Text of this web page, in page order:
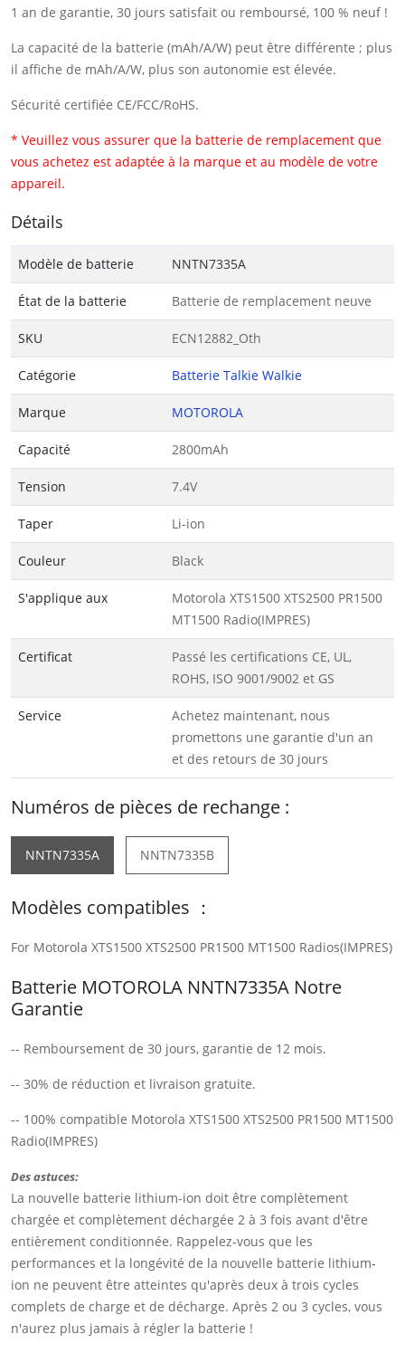
1 an de garantie, 30 jours satisfait ou remboursé, 100 % neuf !
La capacité de la batterie (mAh/A/W) peut être différente ; plus
il affiche de mAh/A/W, plus son autonomie est élevée.
Sécurité certifiée CE/FCC/RoHS.
* Veuillez vous assurer que la batterie de remplacement que
vous achetez est adaptée à la marque et au modèle de votre
appareil.
Détails
Modèle de batterie NNTN7335A
État de la batterie Batterie de remplacement neuve
SKU ECN12882_Oth
Catégorie Batterie Talkie Walkie
Marque MOTOROLA
Capacité 2800mAh
Tension 7.4V
Taper Li-ion
Couleur Black
S'applique aux
Motorola XTS1500 XTS2500 PR1500
MT1500 Radio(IMPRES)
Certificat
Passé les certifications CE, UL,
ROHS, ISO 9001/9002 et GS
Service
Achetez maintenant, nous
promettons une garantie d'un an
et des retours de 30 jours
Numéros de pièces de rechange :
NNTN7335A NNTN7335B
Modèles compatibles ：
For Motorola XTS1500 XTS2500 PR1500 MT1500 Radios(IMPRES)
Batterie MOTOROLA NNTN7335A Notre
Garantie
-- Remboursement de 30 jours, garantie de 12 mois.
-- 30% de réduction et livraison gratuite.
-- 100% compatible Motorola XTS1500 XTS2500 PR1500 MT1500
Radio(IMPRES)
Des astuces:
La nouvelle batterie lithium-ion doit être complètement
chargée et complètement déchargée 2 à 3 fois avant d'être
entièrement conditionnée. Rappelez-vous que les
performances et la longévité de la nouvelle batterie lithium-
ion ne peuvent être atteintes qu'après deux à trois cycles
complets de charge et de décharge. Après 2 ou 3 cycles, vous
n'aurez plus jamais à régler la batterie !